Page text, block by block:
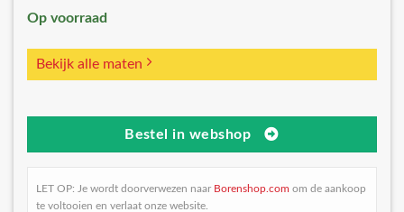
Op voorraad
Bekijk alle maten
Bestel in webshop
LET OP: Je wordt doorverwezen naar Borenshop.com om de aankoop
te voltooien en verlaat onze website.